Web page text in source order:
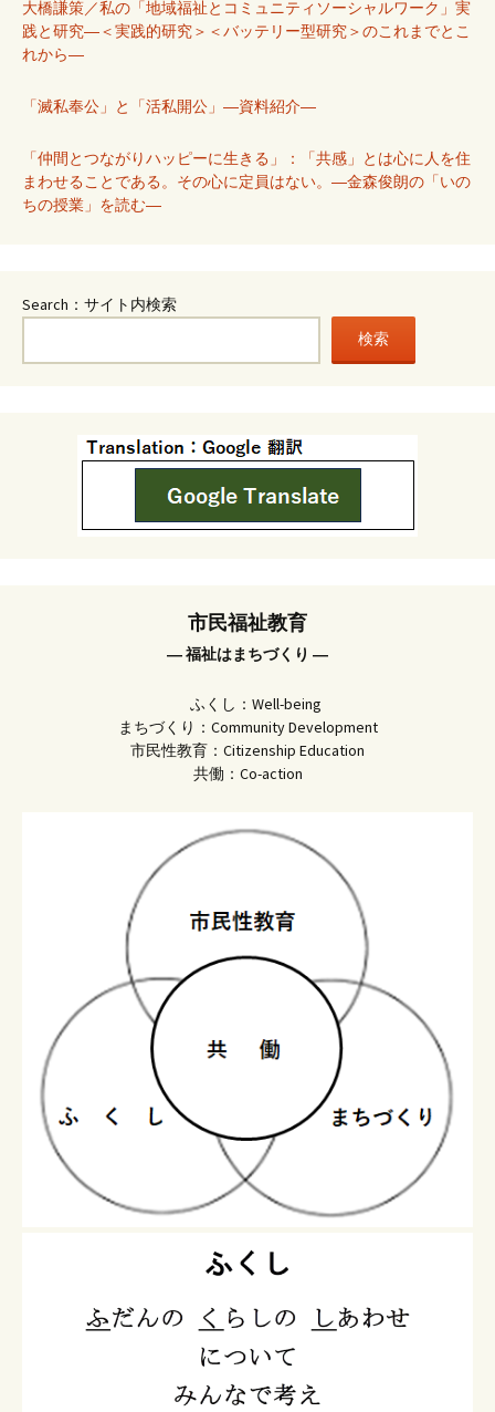
大橋謙策／私の「地域福祉とコミュニティソーシャルワーク」実
践と研究―＜実践的研究＞＜バッテリー型研究＞のこれまでとこ
れから―
「滅私奉公」と「活私開公」―資料紹介―
「仲間とつながりハッピーに生きる」：「共感」とは心に人を住
まわせることである。その心に定員はない。―金森俊朗の「いの
ちの授業」を読む―
Search：サイト内検索
検索
市民福祉教育
― 福祉はまちづくり ―
ふくし：Well-being
まちづくり：Community Development
市民性教育：Citizenship Education
共働：Co-action